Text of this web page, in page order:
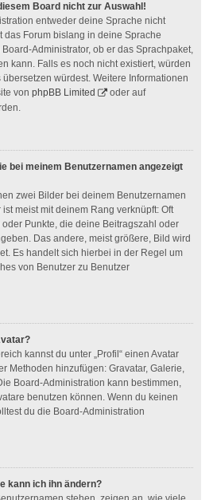
Board nicht zur Auswahl!
entweder deine Sprache nicht
das Forum bislang in deine Sprache
Administrator, ob er das Sprachpaket,
kann. Falls es noch nicht existiert, würden
würdest. Weitere Informationen
von phpBB Limited
oder auf
bei meinem Benutzernamen angezeigt
zwei Bilder bei deinem Benutzernamen
meist mit deinem Rang verknüpft: Oft
Punkte, die deine Beitragszahl oder
Das andere, meist größere, Bild wird
Es handelt sich hierbei in der Regel um
von Benutzer zu Benutzer
kannst du unter „Profil“ einen Avatar
Methoden hinzufügen: Gravatar, Galerie,
Board-Administration kann bestimmen,
benutzen können. Wenn du keinen
du die Board-Administration
kann ich ihn ändern?